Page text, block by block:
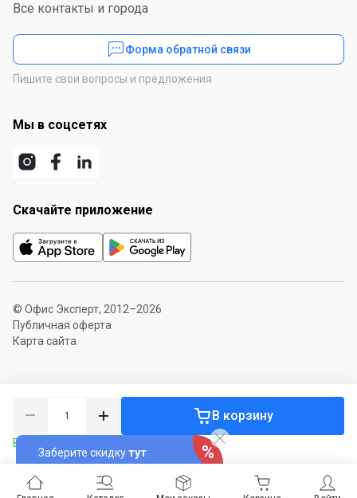
В корзину
В наличии 6 шт.
Заберите скидкутут
Все контакты и города
Форма обратной связи
Пишите свои вопросы и предложения
Мы в соцсетях
Скачайте приложение
© Офис Эксперт, 2012–2026
Публичная оферта
Карта сайта